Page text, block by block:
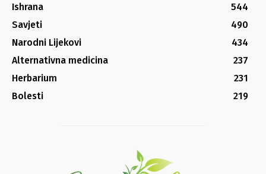
Ishrana
544
Savjeti
490
Narodni Lijekovi
434
Alternativna medicina
237
Herbarium
231
Bolesti
219